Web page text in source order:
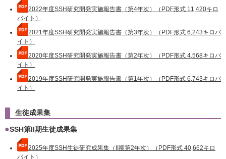
2022年度SSH研究開発実施報告書（第4年次）（PDF形式 11,420キロ
バイト）
2021年度SSH研究開発実施報告書（第3年次）（PDF形式 6,243キロバ
イト）
2020年度SSH研究開発実施報告書（第2年次）（PDF形式 4,568キロバ
イト）
2019年度SSH研究開発実施報告書（第1年次）（PDF形式 6,743キロバ
イト）
生徒成果集
SSH第II期生徒成果集
2025年度SSH生徒研究成果集（ II期第2年次 ）
（PDF形式 40,662キロ
バイト）